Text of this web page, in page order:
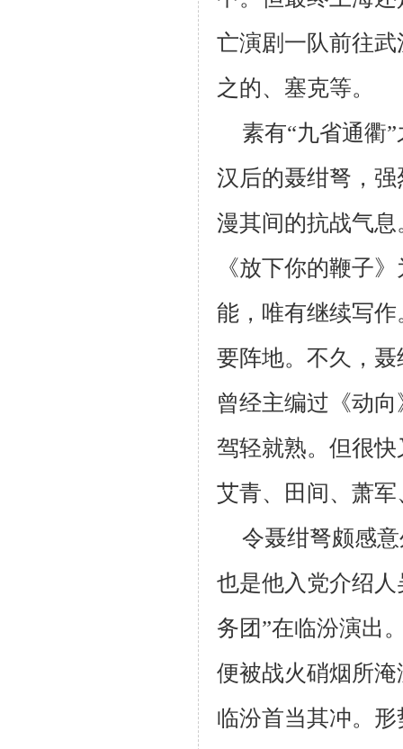
亡演剧一队前往
之的、塞克等。
素有“九省通衢
汉后的聂绀弩，
漫其间的抗战气
《放下你的鞭子
能，唯有继续写
要阵地。不久，
曾经主编过《动
驾轻就熟。但很
艾青、田间、萧
令聂绀弩颇感
也是他入党介绍
务团”在临汾演出
便被战火硝烟所
临汾首当其冲。